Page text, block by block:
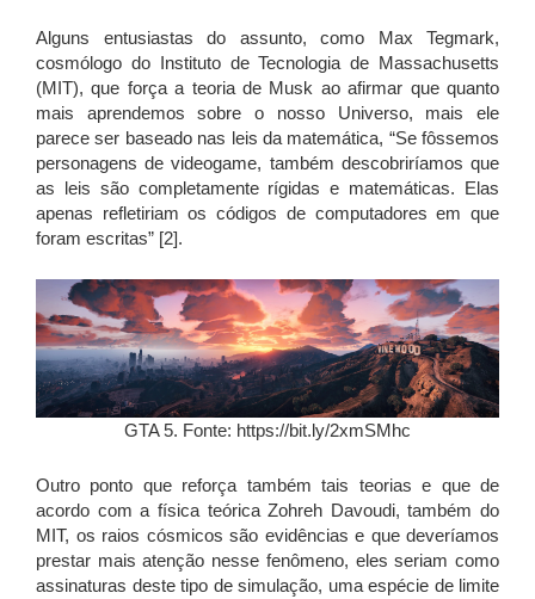
Alguns entusiastas do assunto, como Max Tegmark,
cosmólogo do Instituto de Tecnologia de Massachusetts
(MIT), que força a teoria de Musk ao afirmar que quanto
mais aprendemos sobre o nosso Universo, mais ele
parece ser baseado nas leis da matemática, “Se fôssemos
personagens de videogame, também descobriríamos que
as leis são completamente rígidas e matemáticas. Elas
apenas refletiriam os códigos de computadores em que
foram escritas” [2].
GTA 5. Fonte: https://bit.ly/2xmSMhc
Outro ponto que reforça também tais teorias e que de
acordo com a física teórica Zohreh Davoudi, também do
MIT, os raios cósmicos são evidências e que deveríamos
prestar mais atenção nesse fenômeno, eles seriam como
assinaturas deste tipo de simulação, uma espécie de limite